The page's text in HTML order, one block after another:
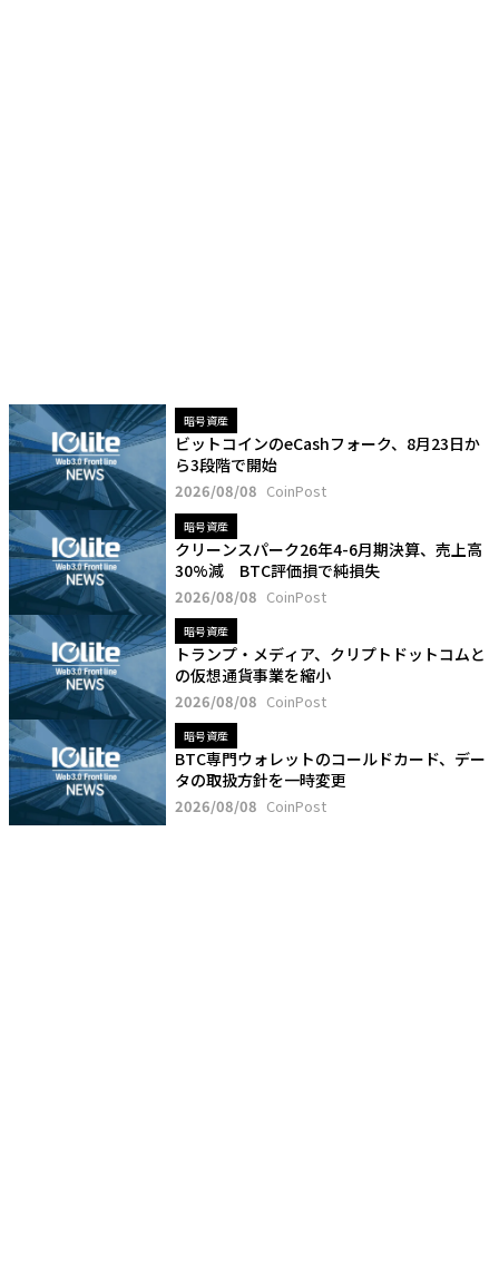
暗号資産
ビットコインのeCashフォーク、8月23日か
ら3段階で開始
2026/08/08 CoinPost
暗号資産
クリーンスパーク26年4-6月期決算、売上高
30%減 BTC評価損で純損失
2026/08/08 CoinPost
暗号資産
トランプ・メディア、クリプトドットコムと
の仮想通貨事業を縮小
2026/08/08 CoinPost
暗号資産
BTC専門ウォレットのコールドカード、デー
タの取扱方針を一時変更
2026/08/08 CoinPost